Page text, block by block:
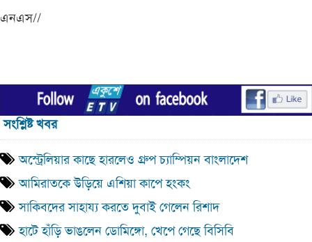
এনএস//
সংশ্লিষ্ট খবর
অস্ট্রেলিয়ার কাছে হারলেও গ্রুপ চ্যাম্পিয়ন বাংলাদেশ
আমিরাতকে উড়িয়ে এশিয়া কাপে হংকং
সাকিবদের সাহায্য করতে দুবাই গেলেন রিশাদ
হাটে হাঁড়ি ভাঙলেন ডোমিঙ্গো, খেপে গেছে বিসিবি